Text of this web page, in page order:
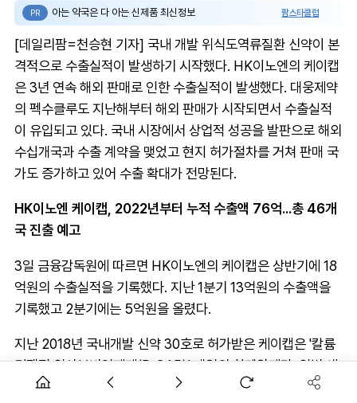
PR 아는 약국은 다 아는 신제품 최신정보 팜스타클럽
[데일리팜=천승현 기자] 국내 개발 위식도역류질환 신약이 본
격적으로 수출실적이 발생하기 시작했다. HK이노엔의 케이캡
은 3년 연속 해외 판매로 인한 수출실적이 발생했다. 대웅제약
의 펙수클루도 지난해부터 해외 판매가 시작되면서 수출실적
이 유입되고 있다. 국내 시장에서 상업적 성공을 발판으로 해외
수십개국과 수출 계약을 맺었고 현지 허가절차를 거쳐 판매 국
가도 증가하고 있어 수출 확대가 전망된다.
HK이노엔 케이캡, 2022년부터 누적 수출액 76억...총 46개
국 진출 예고
3일 금융감독원에 따르면 HK이노엔의 케이캡은 상반기에 18
억원의 수출실적을 기록했다. 지난 1분기 13억원의 수출액을
기록했고 2분기에는 5억원을 올렸다.
지난 2018년 국내개발 신약 30호로 허가받은 케이캡은 '칼륨
경쟁적 위산분비억제제(P-CAB)’ 계열의 항궤양제다. 위벽 세
포에서 산분비 최종 단계에 위치하는 양성자펌프와 칼륨이온